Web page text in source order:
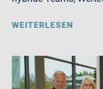
WEITERLESEN